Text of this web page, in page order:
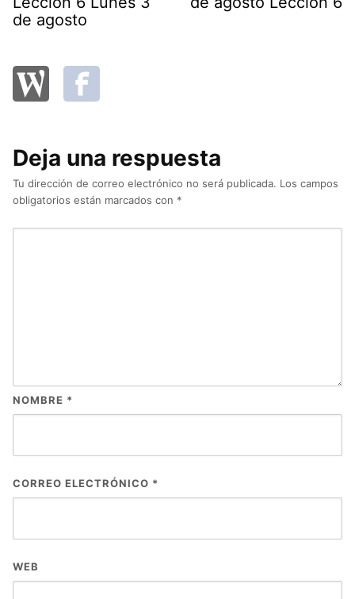
de agosto
Deja una respuesta
Tu dirección de correo electrónico no será publicada. Los campos
obligatorios están marcados con *
NOMBRE *
CORREO ELECTRÓNICO *
WEB